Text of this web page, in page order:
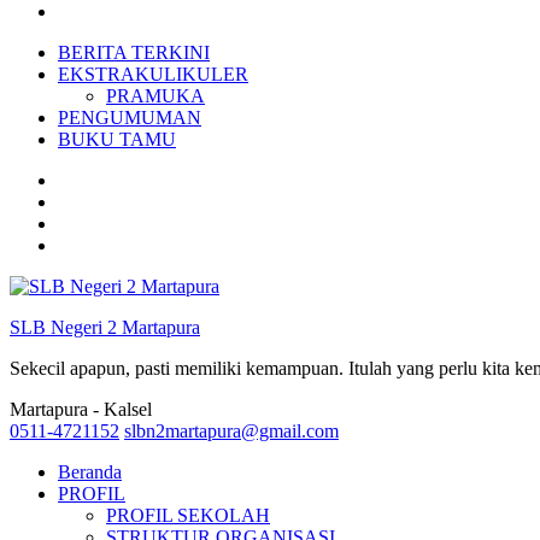
BERITA TERKINI
EKSTRAKULIKULER
PRAMUKA
PENGUMUMAN
BUKU TAMU
SLB Negeri 2 Martapura
Sekecil apapun, pasti memiliki kemampuan. Itulah yang perlu kita
Martapura - Kalsel
0511-4721152 slbn2martapura@gmail.com
Beranda
PROFIL
PROFIL SEKOLAH